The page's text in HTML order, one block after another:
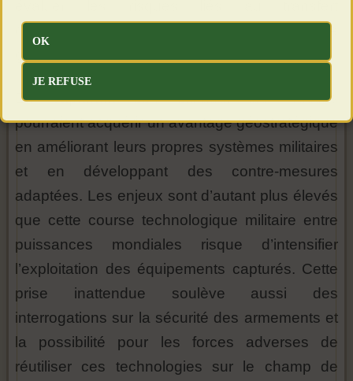
d’équipements militaires avancés en zones de
guerre.
En capturant ces blindés, les Russes
pourraient acquérir un avantage géostratégique
en améliorant leurs propres systèmes militaires
et en développant des contre-mesures
adaptées. Les enjeux sont d’autant plus élevés
que cette course technologique militaire entre
puissances mondiales risque d’intensifier
l’exploitation des équipements capturés. Cette
prise inattendue soulève aussi des
interrogations sur la sécurité des armements et
la possibilité pour les forces adverses de
réutiliser ces technologies sur le champ de
OK
JE REFUSE